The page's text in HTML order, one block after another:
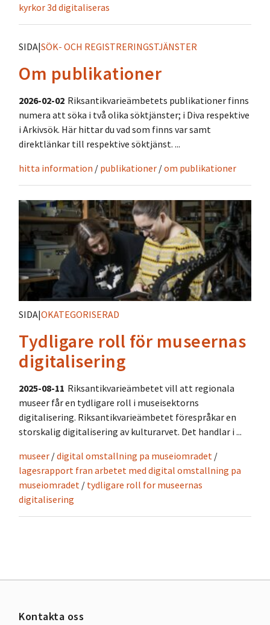
kyrkor 3d digitaliseras
SIDA|SÖK- OCH REGISTRERINGSTJÄNSTER
Om publikationer
2026-02-02 Riksantikvarieämbetets publikationer finns
numera att söka i två olika söktjänster; i Diva respektive
i Arkivsök. Här hittar du vad som finns var samt
direktlänkar till respektive söktjänst. ...
hitta information / publikationer /om publikationer
SIDA|OKATEGORISERAD
Tydligare roll för museernas
digitalisering
2025-08-11 Riksantikvarieämbetet vill att regionala
museer får en tydligare roll i museisektorns
digitalisering. Riksantikvarieämbetet förespråkar en
storskalig digitalisering av kulturarvet. Det handlar i ...
museer /digital omstallning pa museiomradet /
lagesrapport fran arbetet med digital omstallning pa
museiomradet / tydligare roll for museernas
digitalisering
Kontakta oss